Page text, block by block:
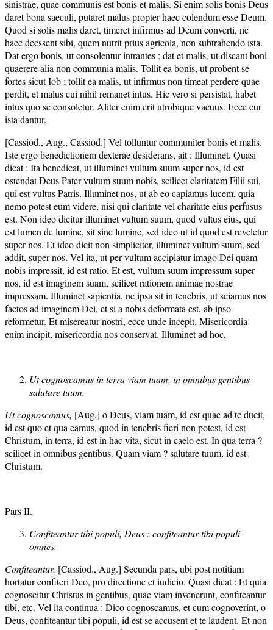
sinistrae, quae communis est bonis et malis. Si enim solis bonis Deus
daret bona saeculi, putaret malus propter haec colendum esse Deum.
Quod si solis malis daret, timeret infirmus ad Deum converti, ne
haec deessent sibi, quem nutrit prius agricola, non subtrahendo ista.
Dat ergo bonis, ut consolentur intrantes ; dat et malis, ut discant boni
quaerere alia non communia malis. Tollit ea bonis, ut probent se
fortes sicut Iob ; tollit ea malis, ut infirmus non timeat perdere quae
perdit, et malus cui nihil remanet intus. Hic vero si persistat, habet
intus quo se consoletur. Aliter enim erit utrobique vacuus. Ecce cur
ista dantur.
[Cassiod., Aug., Cassiod.] Vel tolluntur communiter bonis et malis.
Iste ergo benedictionem dexterae desiderans, ait : Illuminet. Quasi
dicat : Ita benedicat, ut illuminet vultum suum super nos, id est
ostendat Deus Pater vultum suum nobis, scilicet claritatem Filii sui,
qui est vultus Patris. Illuminet nos, ut ab eo capiamus lucem, quia
nemo potest eum videre, nisi qui claritate vel charitate eius perfusus
est. Non ideo dicitur illuminet vultum suum, quod vultus eius, qui
est lumen de lumine, sit sine lumine, sed ideo ut id quod est reveletur
super nos. Et ideo dicit non simpliciter, illuminet vultum suum, sed
addit, super nos. Vel ita, ut per vultum accipiatur imago Dei quam
nobis impressit, id est ratio. Et est, vultum suum impressum super
nos, id est imaginem suam, scilicet rationem animae nostrae
impressam. Illuminet sapientia, ne ipsa sit in tenebris, ut sciamus nos
factos ad imaginem Dei, et si a nobis deformata est, ab ipso
reformetur. Et misereatur nostri, ecce unde incepit. Misericordia
enim incipit, misericordia nos conservat. Illuminet ad hoc,
Ut cognoscamus in terra viam tuam, in omnibus gentibus
salutare tuum.
Ut cognoscamus, [Aug.] o Deus, viam tuam, id est quae ad te ducit,
id est quo et qua eamus, quod in tenebris fieri non potest, id est
Christum, in terra, id est in hac vita, sicut in caelo est. In qua terra ?
scilicet in omnibus gentibus. Quam viam ? salutare tuum, id est
Christum.
Pars II.
Confiteantur tibi populi, Deus : confiteantur tibi populi
omnes.
Confiteantur. [Cassiod., Aug.] Secunda pars, ubi post notitiam
hortatur confiteri Deo, pro directione et iudicio. Quasi dicat : Et quia
cognoscitur Christus in gentibus, quae viam invenerunt, confiteantur
tibi, etc. Vel ita continua : Dico cognoscamus, et cum cognoverint, o
Deus, confiteantur tibi populi, id est se accusent et te laudent. Et non